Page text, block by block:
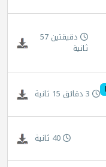
دقيقتين 57
ثانية
3 دقائق 15 ثانية
40 ثانية